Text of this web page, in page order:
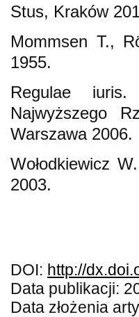
Stus, Kraków
Mommsen T.,
1955.
Regulae
Najwyższego
Warszawa 2006.
Wołodkiewicz
2003.
DOI: http://
Data publikacji:
Data złożenia